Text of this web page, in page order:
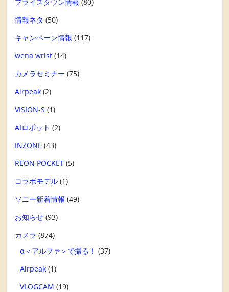
情報ネタ (50)
キャンペーン情報 (117)
wena wrist (14)
カメラセミナー (75)
Airpeak (2)
VISION-S (1)
AIロボット (2)
INZONE (43)
REON POCKET (5)
コラボモデル (1)
ソニー新着情報 (49)
お知らせ (93)
カメラ (874)
α＜アルファ＞で撮る！ (37)
Airpeak (1)
VLOGCAM (19)